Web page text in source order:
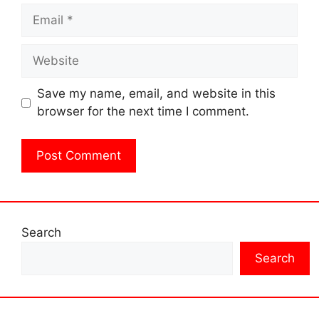
Email
Website
Save my name, email, and website in this
browser for the next time I comment.
Search
Search